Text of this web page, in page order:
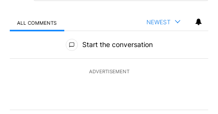
ALL COMMENTS NEWEST
All Comments
Start the conversation
ADVERTISEMENT